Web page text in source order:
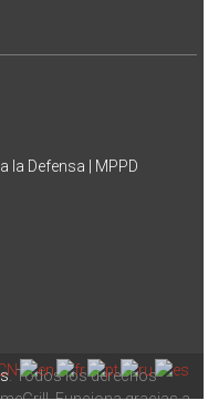
la Defensa | MPPD
. Todos los derechos
Funciona gracias a